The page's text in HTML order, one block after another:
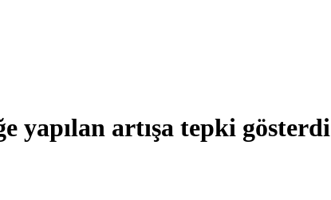
yapılan artışa tepki gösterdi